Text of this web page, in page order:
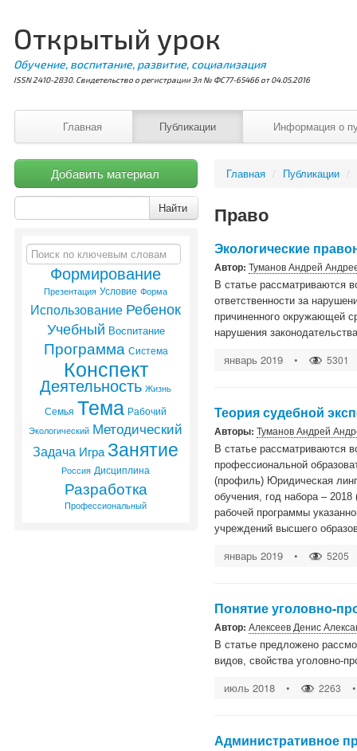
Открытый урок
Обучение, воспитание, развитие, социализация
ISSN 2410-2830. Свидетельство о регистрации Эл № ФС77-65466 от 04.05.2016
Главная Публикации Информация о
Добавить материал
Найти
Формирование
Презентация Условие Форма
Использование Ребенок
Учебный Воспитание
Программа Система
Конспект
Деятельность Жизнь
Семья Тема Рабочий
Экологический Методический
Задача Игра Занятие
Россия Дисциплина
Разработка
Профессиональный
Главная / Публикации /
Право
Экологические
Автор: Туманов Андрей
В статье рассматриваются
ответственности за
причиненного окружающей
нарушения
январь 2019 • 5301
Теория судебной
Авторы: Туманов Андрей
В статье рассматриваются
профессиональной
(профиль) Юридическая
обучения, год набора –
рабочей программы
учреждений высшего
январь 2019 • 5205
Понятие уголовно-
Автор: Алексеев Денис
В статье предложено
видов, свойства уголовно-
июль 2018 • 2263 •
Административное